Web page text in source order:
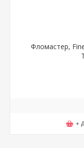
Фломастер,
+